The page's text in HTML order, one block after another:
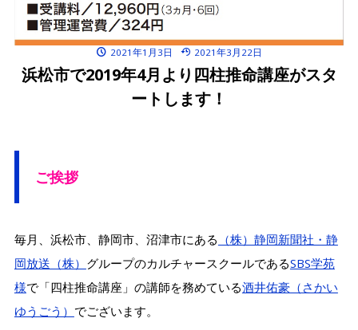
2021年1月3日 2021年3月22日
浜松市で2019年4月より四柱推命講座がスタ
ートします！
ご挨拶
毎月、浜松市、静岡市、沼津市にある （株）静岡新聞社・静
岡放送（株） グループのカルチャースクールであるSBS学苑
様で「四柱推命講座」の講師を務めている酒井佑豪（さかい
ゆうごう） でございます。